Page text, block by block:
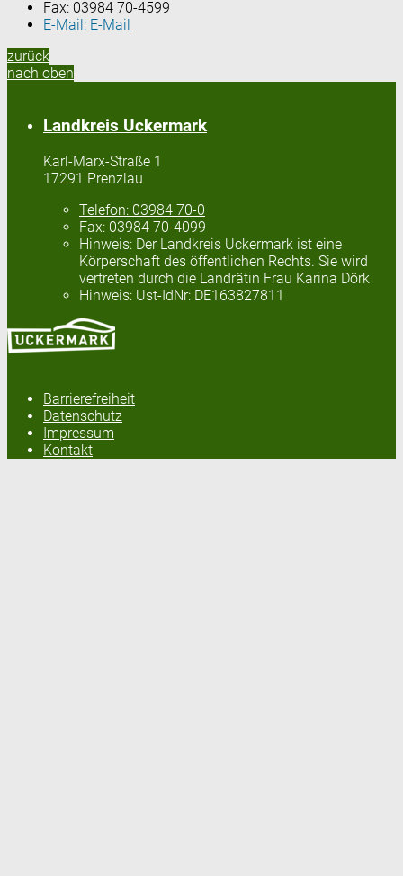
Fax: 03984 70-4599
E-Mail: E-Mail
zurück
nach oben
Landkreis Uckermark
Karl-Marx-Straße 1
17291 Prenzlau
Telefon: 03984 70-0
Fax: 03984 70-4099
Hinweis: Der Landkreis Uckermark ist eine
Körperschaft des öffentlichen Rechts. Sie wird
vertreten durch die Landrätin Frau Karina Dörk
Hinweis: Ust-IdNr: DE163827811
Barrierefreiheit
Datenschutz
Impressum
Kontakt